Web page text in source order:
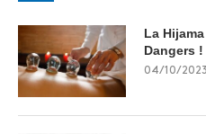
La
Dangers !
04/10/2023